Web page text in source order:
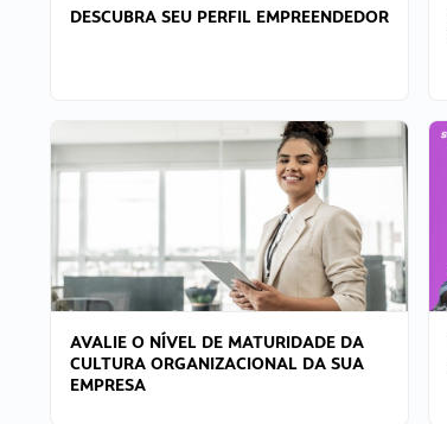
DESCUBRA SEU PERFIL EMPREENDEDOR
AVALIE O NÍVEL DE MATURIDADE DA
CULTURA ORGANIZACIONAL DA SUA
EMPRESA